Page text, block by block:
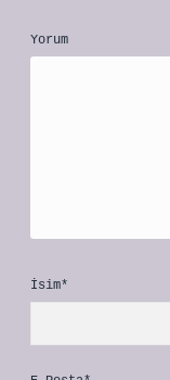
Yorum
İsim*